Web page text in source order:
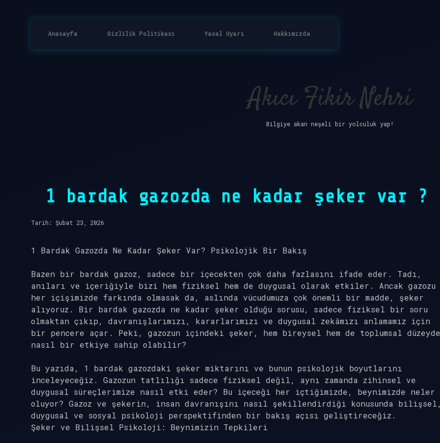
Anasayfa Gizlilik Politikası Yasal Uyarı Hakkımızda
Akıcı Fikir Nehri
Bilgiye akan neşeli bir yolculuk yap!
1 bardak gazozda ne kadar şeker var ?
Tarih: Şubat 23, 2026
1 Bardak Gazozda Ne Kadar Şeker Var? Psikolojik Bir Bakış
Bazen bir bardak gazoz, sadece bir içecekten çok daha fazlasını ifade eder. Tadı,
anıları ve içeriğiyle bizi hem fiziksel hem de duygusal olarak etkiler. Ancak gazozu
her içişimizde farkında olmasak da, aslında vücudumuza çok önemli bir madde, şeker
alıyoruz. Bir bardak gazozda ne kadar şeker olduğu sorusu, sadece fiziksel bir soru
olmaktan çıkıp, davranışlarımızı, kararlarımızı ve duygusal zekâmızı anlamamız için
bir pencere açar. Peki, gazozun içindeki şeker, hem bireysel hem de toplumsal düzeyde
nasıl bir etkiye sahip olabilir?
Bu yazıda, 1 bardak gazozdaki şeker miktarını ve bunun psikolojik boyutlarını
inceleyeceğiz. Gazozun tatlılığı sadece fiziksel değil, aynı zamanda zihinsel ve
duygusal süreçlerimize nasıl etki eder? Bu içeceği her içtiğimizde, beynimizde neler
oluyor? Gazoz ve şekerin, insan davranışını nasıl şekillendirdiği konusunda
duygusal ve sosyal psikoloji perspektifinden bir bakış açısı geliştireceğiz.
Şeker ve Bilişsel Psikoloji: Beynimizin Tepkileri